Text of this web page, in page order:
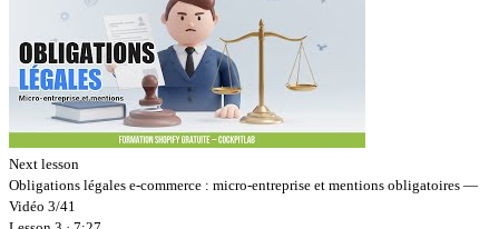
Next lesson
Obligations légales e-commerce : micro-entreprise et mentions obligatoires —
Vidéo 3/41